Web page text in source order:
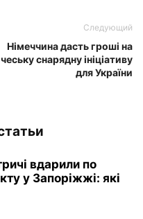
Следующий
Німеччина дасть гроші на
чеську снарядну ініціативу
для України
вдарили по
у Запоріжжі: які